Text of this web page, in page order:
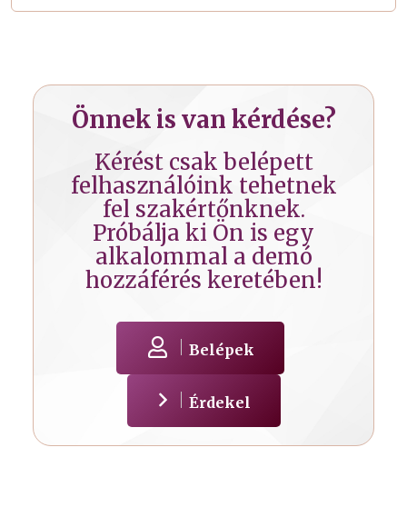
Önnek is van kérdése?
Kérést csak belépett
felhasználóink tehetnek
fel szakértőnknek.
Próbálja ki Ön is egy
alkalommal a demó
hozzáférés keretében!
Belépek
Érdekel